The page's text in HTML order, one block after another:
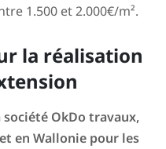
1.500 et 2.000€/m².
la réalisation
société OkDo travaux,
en Wallonie pour les